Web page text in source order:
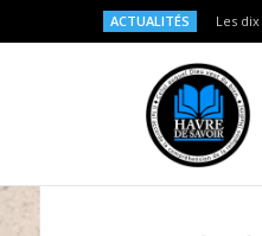
ACTUALITÉS Les